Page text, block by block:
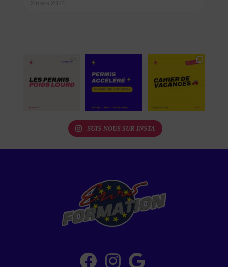
2 mars 2024
SUIS-NOUS SUR INSTA